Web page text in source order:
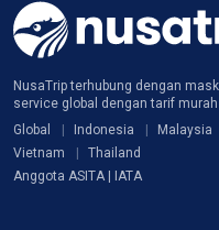
NusaTrip terhubung dengan
service global dengan tarif murah
Global
Indonesia Malaysia
Vietnam
Thailand
Anggota ASITA | IATA